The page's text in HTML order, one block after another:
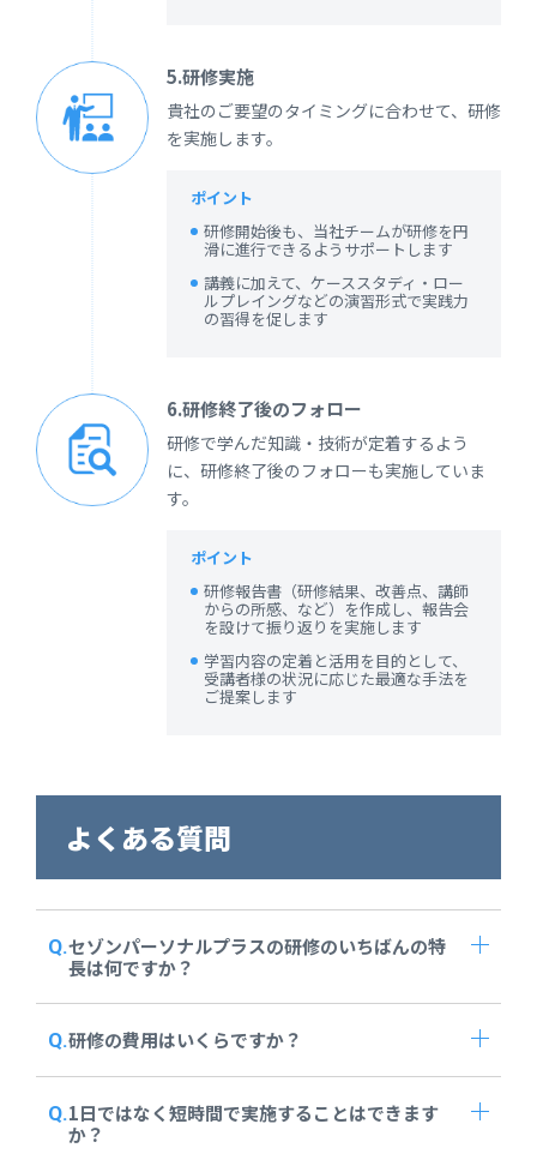
5.研修実施
貴社のご要望のタイミングに合わせて、研修
を実施します。
ポイント
研修開始後も、当社チームが研修を円
滑に進行できるようサポートします
講義に加えて、ケーススタディ・ロー
ルプレイングなどの演習形式で実践力
の習得を促します
6.研修終了後のフォロー
研修で学んだ知識・技術が定着するよう
に、研修終了後のフォローも実施していま
す。
ポイント
研修報告書（研修結果、改善点、講師
からの所感、など）を作成し、報告会
を設けて振り返りを実施します
学習内容の定着と活用を目的として、
受講者様の状況に応じた最適な手法を
ご提案します
よくある質問
セゾンパーソナルプラスの研修のいちばんの特
長は何ですか？
研修の費用はいくらですか？
1日ではなく短時間で実施することはできます
か？